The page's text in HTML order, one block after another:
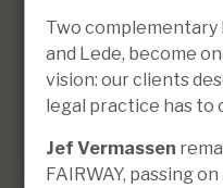
Two complementary
and Lede, become
vision: our clients
legal practice has to
Jef Vermassen
FAIRWAY, passing